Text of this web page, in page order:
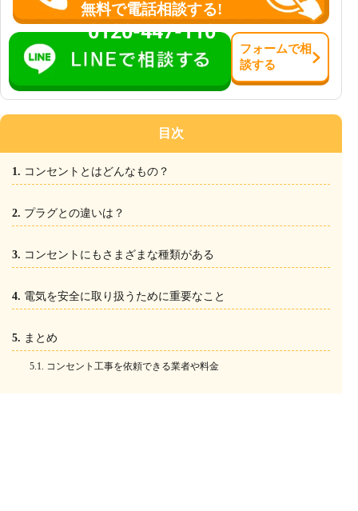
無料で電話相談する!
0120-447-110
フォームで相
談する
目次
コンセントとはどんなもの？
プラグとの違いは？
コンセントにもさまざまな種類がある
電気を安全に取り扱うために重要なこと
まとめ
コンセント工事を依頼できる業者や料金